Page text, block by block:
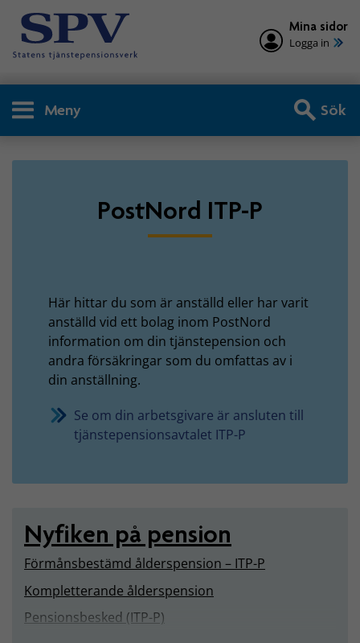
Mina sidor
Logga in
Meny Sök
PostNord ITP-P
Här hittar du som är anställd eller har varit
anställd vid ett bolag inom PostNord
information om din tjänstepension och
andra försäkringar som du omfattas av i
din anställning.
Se om din arbetsgivare är ansluten till
tjänstepensionsavtalet ITP-P
Nyfiken på pension
Förmånsbestämd ålderspension – ITP-P
Kompletterande ålderspension
Pensionsbesked (ITP-P)